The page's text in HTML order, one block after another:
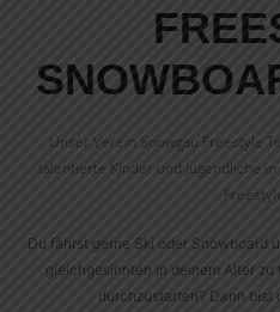
Unser Verein Snowgau Freestyle
talentierte Kinder und Jugendliche
Du fährst gerne Ski oder Snowboard
gleichgesinnten in deinem Alter
durchzustarten? Dann bist